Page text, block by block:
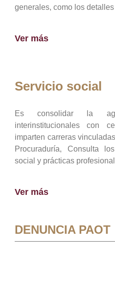
generales, como los
Ver más
Servicio social
Es consolidar la
interinstitucionales con
imparten carreras
Procuraduría, Consulta
social y prácticas
Ver más
DENUNCIA PAOT